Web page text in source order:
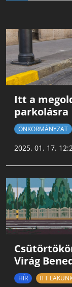
Itt a
parkolásra
ÖNKORMÁNYZAT
2025. 01. 17.
Virág
HÍR ITT